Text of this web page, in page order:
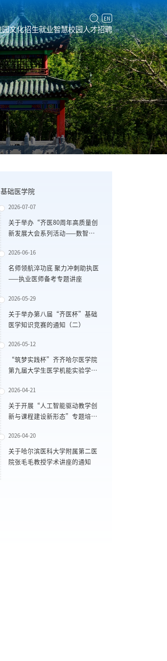
EN
园文化招生就业智慧校园人才招聘
基础医学院
2026-07-07
关于举办“齐医80周年高质量创
新发展大会系列活动——数智生
药食同源资源与代谢性疾病防治
重点实验室学术会议”的通知
2026-06-16
名师领航淬功底 聚力冲刺助执医
——执业医师备考专题讲座
2026-05-29
关于举办第八届“齐医杯”基础
医学知识竞赛的通知（二）
2026-05-12
“筑梦实践杯”齐齐哈尔医学院
第九届大学生医学机能实验学技
2026-04-21
关于开展“人工智能驱动教学创
新与课程建设新形态”专题培训
2026-04-20
关于哈尔滨医科大学附属第二医
院张毛毛教授学术讲座的通知